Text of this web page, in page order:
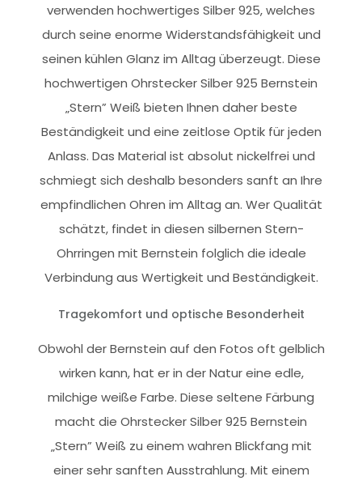
verwenden hochwertiges Silber 925, welches
durch seine enorme Widerstandsfähigkeit und
seinen kühlen Glanz im Alltag überzeugt. Diese
hochwertigen Ohrstecker Silber 925 Bernstein
„Stern” Weiß bieten Ihnen daher beste
Beständigkeit und eine zeitlose Optik für jeden
Anlass. Das Material ist absolut nickelfrei und
schmiegt sich deshalb besonders sanft an Ihre
empfindlichen Ohren im Alltag an. Wer Qualität
schätzt, findet in diesen silbernen Stern-
Ohrringen mit Bernstein folglich die ideale
Verbindung aus Wertigkeit und Beständigkeit.
Tragekomfort und optische Besonderheit
Obwohl der Bernstein auf den Fotos oft gelblich
wirken kann, hat er in der Natur eine edle,
milchige weiße Farbe. Diese seltene Färbung
macht die Ohrstecker Silber 925 Bernstein
„Stern” Weiß zu einem wahren Blickfang mit
einer sehr sanften Ausstrahlung. Mit einem